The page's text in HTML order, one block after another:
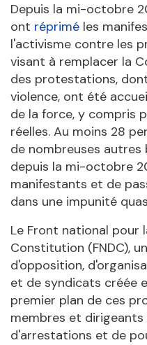
Depuis la mi-octobre
ont réprimé les
l'activisme contre les
visant à remplacer la
des protestations,
violence, ont été
de la force, y compris
réelles. Au moins 28
de nombreuses autres
depuis la mi-octobre
manifestants et de
dans une impunité
Le Front national pour
Constitution (FNDC),
d'opposition,
et de syndicats créée
premier plan de ces
membres et
d'arrestations et de